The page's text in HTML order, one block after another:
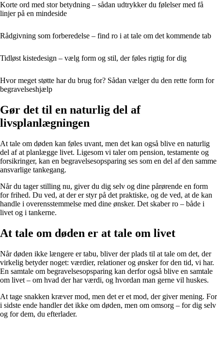
Korte ord med stor betydning – sådan udtrykker du følelser med få
linjer på en mindeside
Rådgivning som forberedelse – find ro i at tale om det kommende tab
Tidløst kistedesign – vælg form og stil, der føles rigtig for dig
Hvor meget støtte har du brug for? Sådan vælger du den rette form for
begravelseshjælp
Gør det til en naturlig del af
livsplanlægningen
At tale om døden kan føles uvant, men det kan også blive en naturlig
del af at planlægge livet. Ligesom vi taler om pension, testamente og
forsikringer, kan en begravelsesopsparing ses som en del af den samme
ansvarlige tankegang.
Når du tager stilling nu, giver du dig selv og dine pårørende en form
for frihed. Du ved, at der er styr på det praktiske, og de ved, at de kan
handle i overensstemmelse med dine ønsker. Det skaber ro – både i
livet og i tankerne.
At tale om døden er at tale om livet
Når døden ikke længere er tabu, bliver der plads til at tale om det, der
virkelig betyder noget: værdier, relationer og ønsker for den tid, vi har.
En samtale om begravelsesopsparing kan derfor også blive en samtale
om livet – om hvad der har værdi, og hvordan man gerne vil huskes.
At tage snakken kræver mod, men det er et mod, der giver mening. For
i sidste ende handler det ikke om døden, men om omsorg – for dig selv
og for dem, du efterlader.